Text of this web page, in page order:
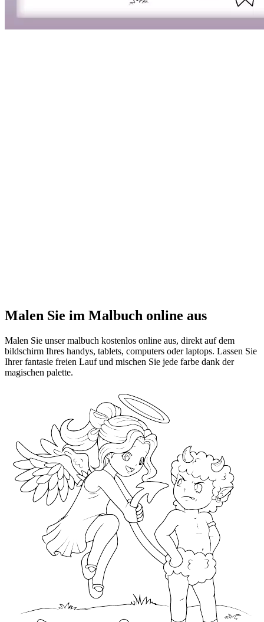
Malen Sie im Malbuch online aus
Malen Sie unser malbuch kostenlos online aus, direkt auf dem
bildschirm Ihres handys, tablets, computers oder laptops. Lassen Sie
Ihrer fantasie freien Lauf und mischen Sie jede farbe dank der
magischen palette.